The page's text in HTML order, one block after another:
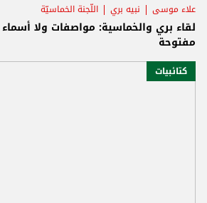
علاء موسى نبيه بري اللّجنة الخماسيّة
لقاء بري والخماسية: مواصفات ولا
مفتوحة
كتائبيات